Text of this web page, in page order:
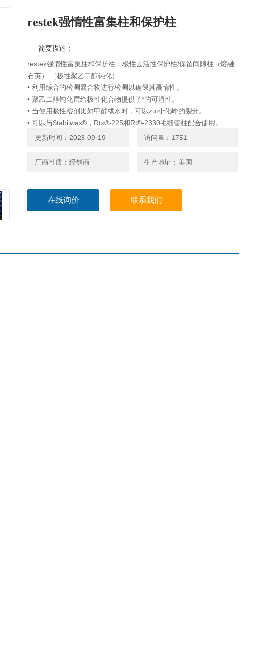
restek强惰性富集柱和保护柱
简要描述：
restek强惰性富集柱和保护柱：极性去活性保护柱/保留间隙柱（熔融
石英） （极性聚乙二醇钝化）
• 利用综合的检测混合物进行检测以确保其高惰性。
• 聚乙二醇钝化层给极性化合物提供了*的可湿性。
• 当使用极性溶剂比如甲醇或水时，可以zui小化峰的裂分。
• 可以与Stabilwax®，Rtx®-225和Rt®-2330毛细管柱配合使用。
• zui高温度：280 °C。
更新时间：2023-09-19 访问量：1751
厂商性质：经销商 生产地址：美国
在线询价 联系我们